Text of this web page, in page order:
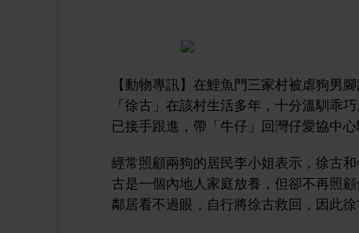
【動物專訊】在鯉魚門三家村被虐狗男
「徐古」在該村生活多年，十分溫馴乖
已接手跟進，帶「牛仔」回灣仔愛協中
經常照顧兩狗的居民李小姐表示，徐古
古是一個內地人家庭放養，但卻不再照
鄰居看不過眼，自行將徐古救回，因此徐